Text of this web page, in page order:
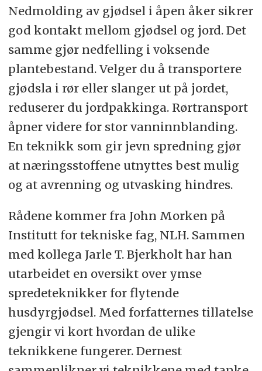
Nedmolding av gjødsel i åpen åker sikrer
god kontakt mellom gjødsel og jord. Det
samme gjør nedfelling i voksende
plantebestand. Velger du å transportere
gjødsla i rør eller slanger ut på jordet,
reduserer du jordpakkinga. Rørtransport
åpner videre for stor vanninnblanding.
En teknikk som gir jevn spredning gjør
at næringsstoffene utnyttes best mulig
og at avrenning og utvasking hindres.
Rådene kommer fra John Morken på
Institutt for tekniske fag, NLH. Sammen
med kollega Jarle T. Bjerkholt har han
utarbeidet en oversikt over ymse
spredeteknikker for flytende
husdyrgjødsel. Med forfatternes tillatelse
gjengir vi kort hvordan de ulike
teknikkene fungerer. Dernest